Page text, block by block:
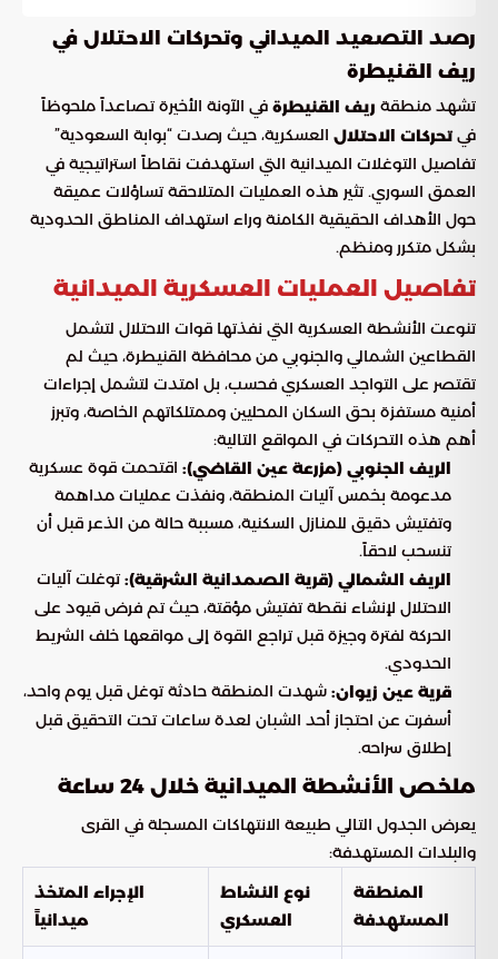
رصد التصعيد الميداني وتحركات الاحتلال في
ريف القنيطرة
تشهد منطقة ريف القنيطرة في الآونة الأخيرة تصاعداً ملحوظاً
فيتحركات الاحتلال العسكرية، حيث رصدت “بوابة السعودية”
تفاصيل التوغلات الميدانية التي استهدفت نقاطاً استراتيجية في
العمق السوري. تثير هذه العمليات المتلاحقة تساؤلات عميقة
حول الأهداف الحقيقية الكامنة وراء استهداف المناطق الحدودية
بشكل متكرر ومنظم.
تفاصيل العمليات العسكرية الميدانية
تنوعت الأنشطة العسكرية التي نفذتها قوات الاحتلال لتشمل
القطاعين الشمالي والجنوبي من محافظة القنيطرة، حيث لم
تقتصر على التواجد العسكري فحسب، بل امتدت لتشمل إجراءات
أمنية مستفزة بحق السكان المحليين وممتلكاتهم الخاصة، وتبرز
أهم هذه التحركات في المواقع التالية:
الريف الجنوبي (مزرعة عين القاضي): اقتحمت قوة عسكرية
مدعومة بخمس آليات المنطقة، ونفذت عمليات مداهمة
وتفتيش دقيق للمنازل السكنية، مسببة حالة من الذعر قبل أن
تنسحب لاحقاً.
الريف الشمالي (قرية الصمدانية الشرقية):توغلت آليات
الاحتلال لإنشاء نقطة تفتيش مؤقتة، حيث تم فرض قيود على
الحركة لفترة وجيزة قبل تراجع القوة إلى مواقعها خلف الشريط
الحدودي.
قرية عين زيوان: شهدت المنطقة حادثة توغل قبل يوم واحد،
أسفرت عن احتجاز أحد الشبان لعدة ساعات تحت التحقيق قبل
إطلاق سراحه.
ملخص الأنشطة الميدانية خلال 24 ساعة
يعرض الجدول التالي طبيعة الانتهاكات المسجلة في القرى
والبلدات المستهدفة:
المنطقة
المستهدفة
نوع النشاط
العسكري
الإجراء المتخذ
ميدانياً